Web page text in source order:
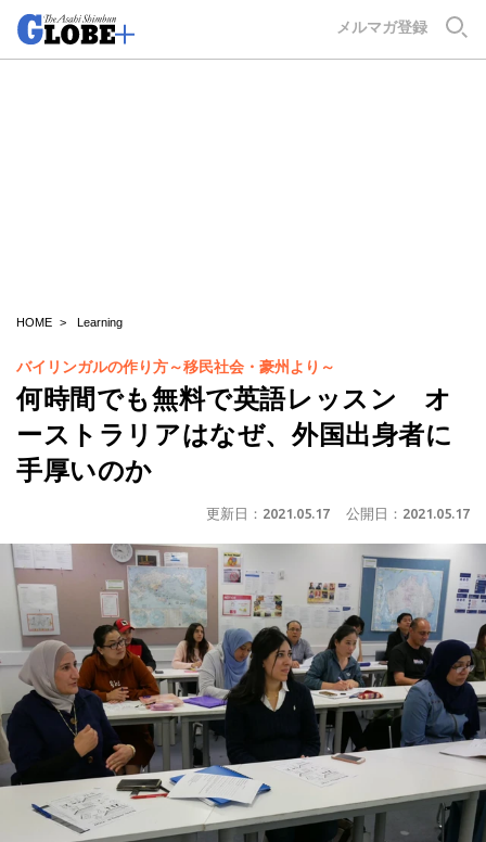
メルマガ登録
HOME Learning
バイリンガルの作り方～移民社会・豪州より～
何時間でも無料で英語レッスン オ
ーストラリアはなぜ、外国出身者に
手厚いのか
更新日： 2021.05.17 公開日： 2021.05.17